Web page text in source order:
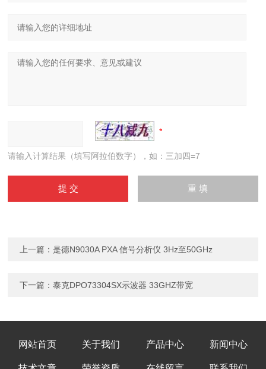
请输入计算结果（填写阿拉伯数字），如：三加四=7
上一篇：是德N9030A PXA 信号分析仪 3Hz至50GHz
下一篇：泰克DPO73304SX示波器 33GHZ带宽
网站首页 关于我们 产品中心 新闻中心